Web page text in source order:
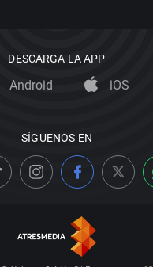
DESCARGA LA APP
Android iOS
SÍGUENOS EN